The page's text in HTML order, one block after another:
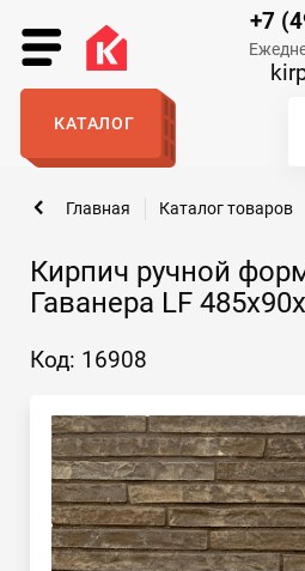
+7
КАТАЛОГ
Кирпич ручной
Гаванера LF
Главная Каталог товаров
Код: 16908